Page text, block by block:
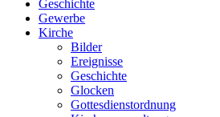
Geschichte
Gewerbe
Kirche
Bilder
Ereignisse
Geschichte
Glocken
Gottesdienstordnung